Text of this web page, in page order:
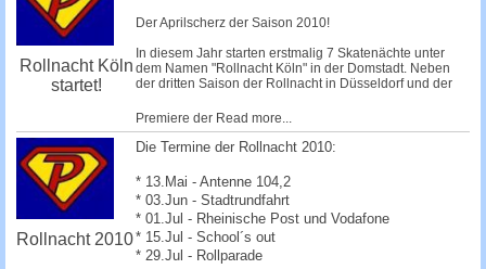
Rollnacht Köln
startet!
Der Aprilscherz der Saison 2010!
In diesem Jahr starten erstmalig 7 Skatenächte unter
dem Namen "Rollnacht Köln" in der Domstadt. Neben
der dritten Saison der Rollnacht in Düsseldorf und der
Premiere der Read more...
Rollnacht 2010
Die Termine der Rollnacht 2010:
* 13.Mai - Antenne 104,2
* 03.Jun - Stadtrundfahrt
* 01.Jul - Rheinische Post und Vodafone
* 15.Jul - School´s out
* 29.Jul - Rollparade